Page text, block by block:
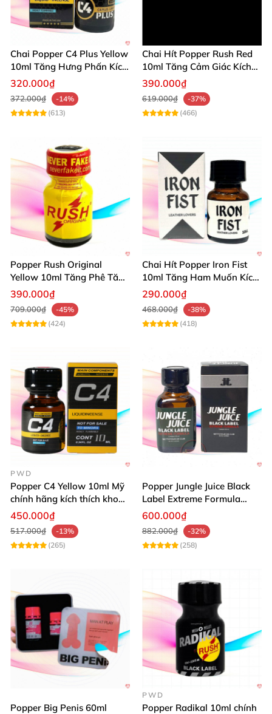
Chai Popper C4 Plus Yellow
10ml Tăng Hưng Phấn Kích
Thích Mạnh
320.000₫
372.000₫
-14%
(613)
Chai Hít Popper Rush Red
10ml Tăng Cảm Giác Kích
Thích Mạnh
390.000₫
619.000₫
-37%
(466)
Popper Rush Original
Yellow 10ml Tăng Phê Tăng
Kích Thích
390.000₫
709.000₫
-45%
(424)
Chai Hít Popper Iron Fist
10ml Tăng Ham Muốn Kích
Thích Mạnh
290.000₫
468.000₫
-38%
(418)
PWD
Popper C4 Yellow 10ml Mỹ
chính hãng kích thích khoái
cảm
450.000₫
517.000₫
-13%
(265)
Popper Jungle Juice Black
Label Extreme Formula
30ml
600.000₫
882.000₫
-32%
(258)
Popper Big Penis 60ml
PWD
Popper Radikal 10ml chính